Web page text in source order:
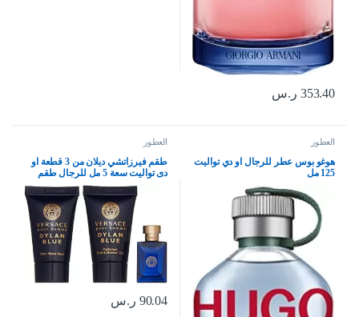
353.40 ر.س
العطور
هوغو بوس عطر للرجال او دي تواليت
125 مل
العطور
طقم فيرزاتشي ديلان من 3 قطعة او
دى تواليت سعة 5 مل للرجال طقم
باحجام صغيرة للرجال
90.04 ر.س